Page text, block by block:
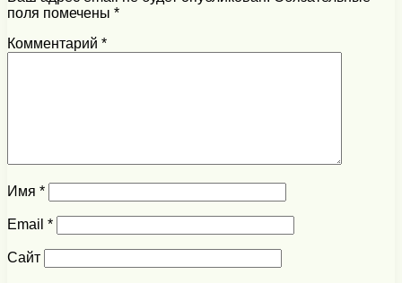
поля помечены *
Комментарий *
Имя *
Email *
Сайт